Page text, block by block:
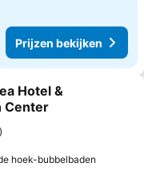
Prijzen bekijken
aan favorieten
Hotel &
Center
hoek-bubbelbaden